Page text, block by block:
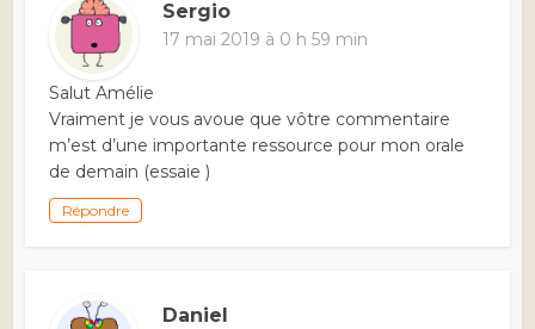
Sergio
17 mai 2019 à 0 h 59 min
Salut Amélie
Vraiment je vous avoue que vôtre commentaire
m’est d’une importante ressource pour mon orale
de demain (essaie )
Répondre
Daniel